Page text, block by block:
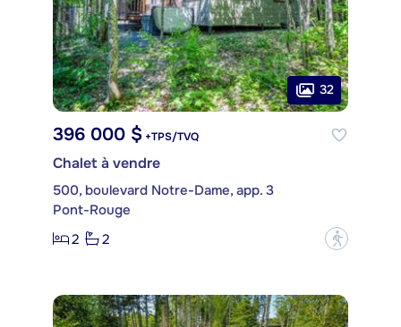
32
396 000 $ +TPS/TVQ
Chalet à vendre
500, boulevard Notre-Dame, app. 3
Pont-Rouge
2
2 ?